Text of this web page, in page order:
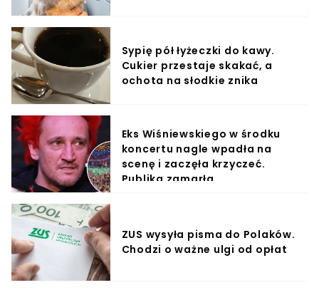
Sypię pół łyżeczki do kawy.
Cukier przestaje skakać, a
ochota na słodkie znika
Eks Wiśniewskiego w środku
koncertu nagle wpadła na
scenę i zaczęła krzyczeć.
Publika zamarła
ZUS wysyła pisma do Polaków.
Chodzi o ważne ulgi od opłat